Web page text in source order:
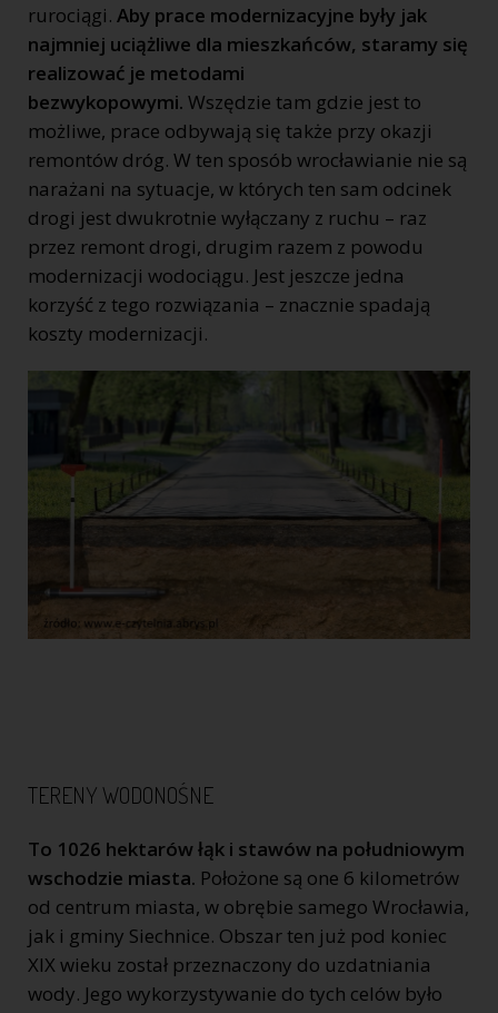
rurociągi. Aby prace modernizacyjne były jak
najmniej uciążliwe dla mieszkańców, staramy się
realizować je metodami
bezwykopowymi. Wszędzie tam gdzie jest to
możliwe, prace odbywają się także przy okazji
remontów dróg. W ten sposób wrocławianie nie są
narażani na sytuacje, w których ten sam odcinek
drogi jest dwukrotnie wyłączany z ruchu – raz
przez remont drogi, drugim razem z powodu
modernizacji wodociągu. Jest jeszcze jedna
korzyść z tego rozwiązania – znacznie spadają
koszty modernizacji.
TERENY WODONOŚNE
To 1026 hektarów łąk i stawów na południowym
wschodzie miasta. Położone są one 6 kilometrów
od centrum miasta, w obrębie samego Wrocławia,
jak i gminy Siechnice. Obszar ten już pod koniec
XIX wieku został przeznaczony do uzdatniania
wody. Jego wykorzystywanie do tych celów było